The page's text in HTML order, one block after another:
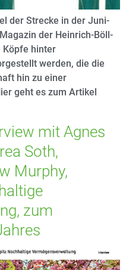
der Strecke in der Juni-
der Heinrich-Böll-
Köpfe hinter
werden, die die
hin zu einer
geht es zum Artikel
mit Agnes
Soth,
Murphy,
zum